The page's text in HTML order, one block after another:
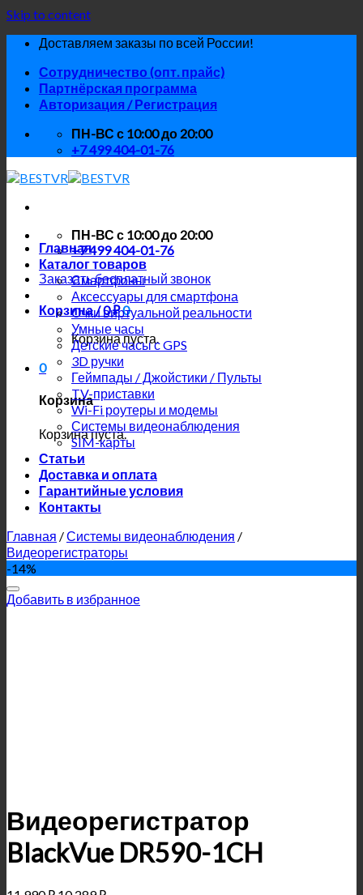
Skip to content
Доставляем заказы по всей России!
Сотрудничество (опт. прайс)
Партнёрская программа
Авторизация / Регистрация
ПН-ВС с 10:00 до 20:00
+7 499 404-01-76
ПН-ВС с 10:00 до 20:00
+7 499 404-01-76
Заказать бесплатный звонок
Корзина /0₽0
Корзина пуста.
0
Корзина
Корзина пуста.
Главная
Каталог товаров
Смартфоны
Аксессуары для смартфона
Очки виртуальной реальности
Умные часы
Детские часы с GPS
3D ручки
Геймпады / Джойстики / Пульты
TV-приставки
Wi-Fi роутеры и модемы
Системы видеонаблюдения
SIM-карты
Статьи
Доставка и оплата
Гарантийные условия
Контакты
Главная /Системы видеонаблюдения /
Видеорегистраторы
-14%
Добавить в избранное
Видеорегистратор
BlackVue DR590-1CH